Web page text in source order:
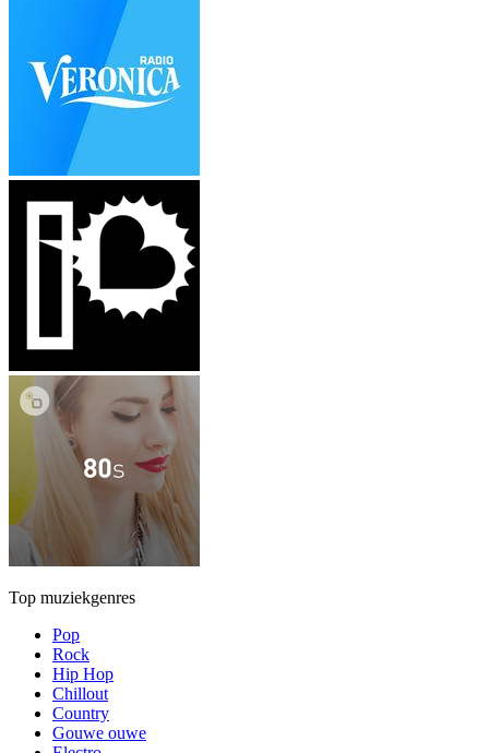
Top muziekgenres
Pop
Rock
Hip Hop
Chillout
Country
Gouwe ouwe